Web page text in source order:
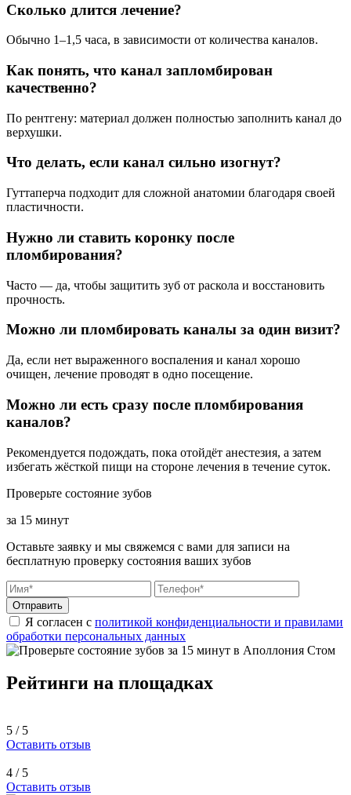
Сколько длится лечение?
Обычно 1–1,5 часа, в зависимости от количества каналов.
Как понять, что канал запломбирован
качественно?
По рентгену: материал должен полностью заполнить канал до
верхушки.
Что делать, если канал сильно изогнут?
Гуттаперча подходит для сложной анатомии благодаря своей
пластичности.
Нужно ли ставить коронку после
пломбирования?
Часто — да, чтобы защитить зуб от раскола и восстановить
прочность.
Можно ли пломбировать каналы за один визит?
Да, если нет выраженного воспаления и канал хорошо
очищен, лечение проводят в одно посещение.
Можно ли есть сразу после пломбирования
каналов?
Рекомендуется подождать, пока отойдёт анестезия, а затем
избегать жёсткой пищи на стороне лечения в течение суток.
Проверьте состояние зубов
за 15 минут
Оставьте заявку и мы свяжемся с вами для записи на
бесплатную проверку состояния ваших зубов
Отправить
Я согласен с политикой конфиденциальности и правилами
обработки персональных данных
Рейтинги на площадках
5 / 5
Оставить отзыв
4 / 5
Оставить отзыв